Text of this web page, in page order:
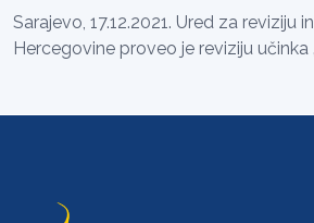
Sarajevo, 17.12.2021. Ured za reviziju
Hercegovine proveo je reviziju učinka